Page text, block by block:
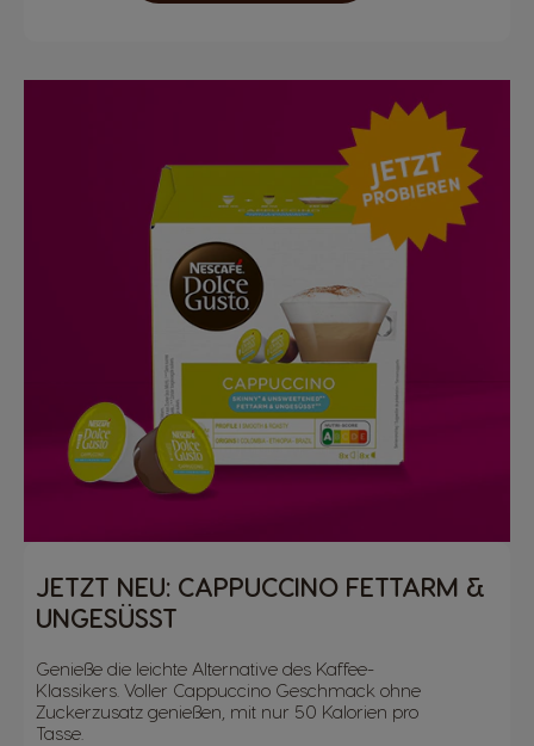
JETZT NEU: CAPPUCCINO FETTARM &
UNGESÜSST
Genieße die leichte Alternative des Kaffee-
Klassikers. Voller Cappuccino Geschmack ohne
Zuckerzusatz genießen, mit nur 50 Kalorien pro
Tasse.